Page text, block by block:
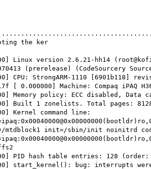
the ker
Linux version 2.6.21-hh14
(prerelease) (CodeSourcery
CPU: StrongARM-1110 [6901b118]
[ 0.000000] Machine: Compaq iPAQ
Memory policy: ECC disabled, Data
Built 1 zonelists. Total pages:
Kernel command line:
mtdblock1 init=/sbin/init noinitrd
PID hash table entries: 128
start_kernel(): bug: interrupts